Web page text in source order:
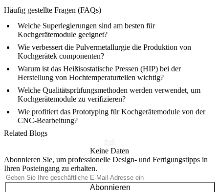
Häufig gestellte Fragen (FAQs)
Welche Superlegierungen sind am besten für
Kochgerätemodule geeignet?
Wie verbessert die Pulvermetallurgie die Produktion von
Kochgerätek componenten?
Warum ist das Heißisostatische Pressen (HIP) bei der
Herstellung von Hochtemperaturteilen wichtig?
Welche Qualitätsprüfungsmethoden werden verwendet, um
Kochgerätemodule zu verifizieren?
Wie profitiert das Prototyping für Kochgerätemodule von der
CNC-Bearbeitung?
Related Blogs
Keine Daten
Abonnieren Sie, um professionelle Design- und Fertigungstipps in
Ihren Posteingang zu erhalten.
Abonnieren